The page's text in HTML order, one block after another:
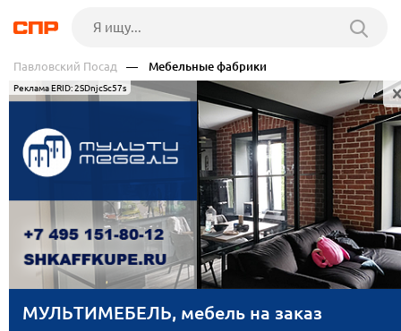
Павловский Посад — Мебельные фабрики
Реклама ERID: 2SDnjcSc57s
МУЛЬТИМЕБЕЛЬ, мебель на заказ